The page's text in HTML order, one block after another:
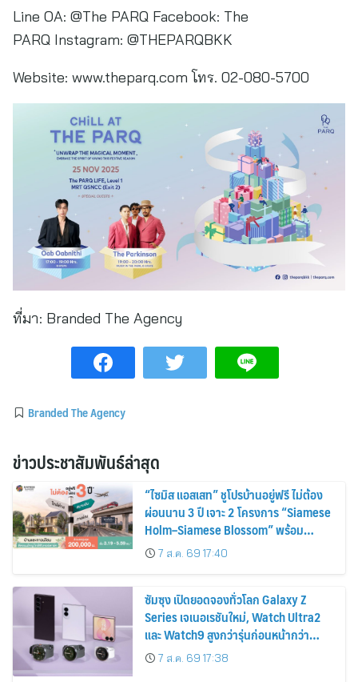
Line OA: @The PARQ Facebook: The
PARQ Instagram: @THEPARQBKK
Website: www.theparq.com โทร. 02-080-5700
ที่มา: Branded The Agency
Branded The Agency
ข่าวประชาสัมพันธ์ล่าสุด
“ไซมิส แอสเสท” ชูโปรบ้านอยู่ฟรี ไม่ต้อง
ผ่อนนาน 3 ปี เจาะ 2 โครงการ “Siamese
Holm–Siamese Blossom” พร้อม
ส่วนลดและสิทธิพิเศษถึง 31 สิงหาคม
2569
7 ส.ค. 69 17:40
ซัมซุง เปิดยอดจองทั่วโลก Galaxy Z
Series เจเนอเรชันใหม่, Watch Ultra2
และ Watch9 สูงกว่ารุ่นก่อนหน้ากว่า
30%7 ส.ค. 69 17:38